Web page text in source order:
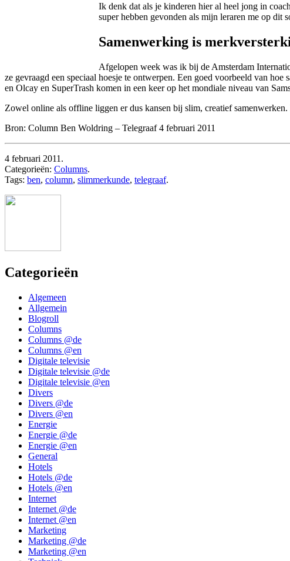
Ik denk dat als je kinderen hier al heel jong in
super hebben gevonden als mijn leraren me op
Samenwerking is
Afgelopen week was ik bij de Amsterdam
ze gevraagd een speciaal hoesje te ontwerpen. Een goed voorbeeld van
en Olcay en SuperTrash komen in een keer op het mondiale niveau van
Zowel online als offline liggen er dus kansen bij slim, creatief
Bron: Column Ben Woldring – Telegraaf 4 februari 2011
4 februari 2011.
Categorieën: Columns.
Tags: ben, column, slimmerkunde, telegraaf.
Categorieën
Algemeen
Allgemein
Blogroll
Columns
Columns @de
Columns @en
Digitale televisie
Digitale televisie @de
Digitale televisie @en
Divers
Divers @de
Divers @en
Energie
Energie @de
Energie @en
General
Hotels
Hotels @de
Hotels @en
Internet
Internet @de
Internet @en
Marketing
Marketing @de
Marketing @en